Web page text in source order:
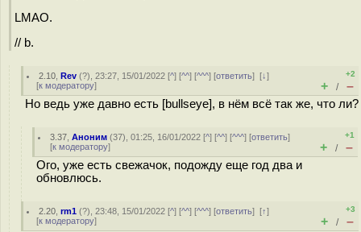
LMAO.
// b.
2.10 ,Rev (?), 23:27, 15/01/2022 [^] [^^] [^^^] [ответить][↓]
[к модератору]
+2
+ / –
Но ведь уже давно есть [bullseye], в нём всё так же, что ли?
3.37 ,Аноним (37), 01:25, 16/01/2022 [^] [^^] [^^^] [ответить]
[к модератору]
+1
+ / –
Ого, уже есть свежачок, подожду еще год два и
обновлюсь.
2.20 ,rm1 (?), 23:48, 15/01/2022 [^] [^^] [^^^] [ответить][↑]
[к модератору]
+3
+ / –